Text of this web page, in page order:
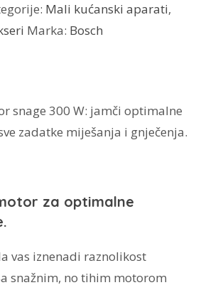
Mali kućanski aparati,
Marka: Bosch
snage 300 W: jamči optimalne
zadatke miješanja i gnječenja.
za optimalne
vas iznenadi raznolikost
snažnim, no tihim motorom